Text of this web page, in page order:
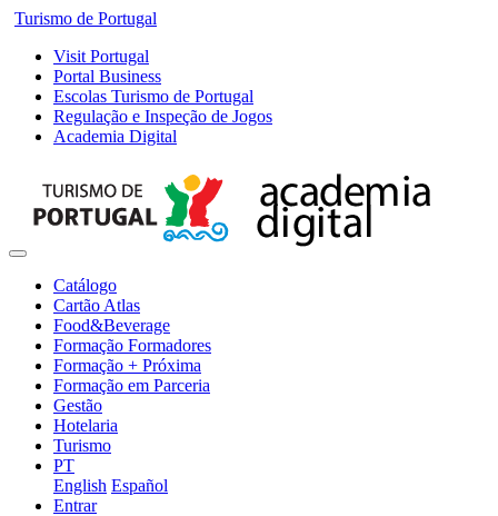
Turismo de Portugal
Visit Portugal
Portal Business
Escolas Turismo de Portugal
Regulação e Inspeção de Jogos
Academia Digital
Catálogo
Cartão Atlas
Food&Beverage
Formação Formadores
Formação + Próxima
Formação em Parceria
Gestão
Hotelaria
Turismo
PT
English Español
Entrar